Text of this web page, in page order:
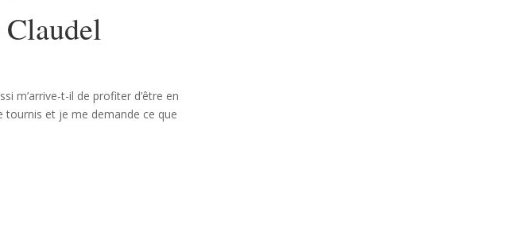
m’arrive-t-il de profiter d’être en
tournis et je me demande ce que